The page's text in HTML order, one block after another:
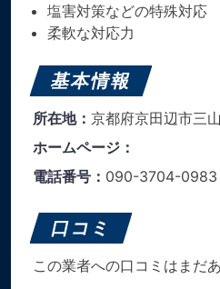
塩害対策などの特殊対応
柔軟な対応力
基本情報
所在地： 京都府京田辺市三
ホームページ：
電話番号： 090-3704-0983
口コミ
この業者への口コミはまだ